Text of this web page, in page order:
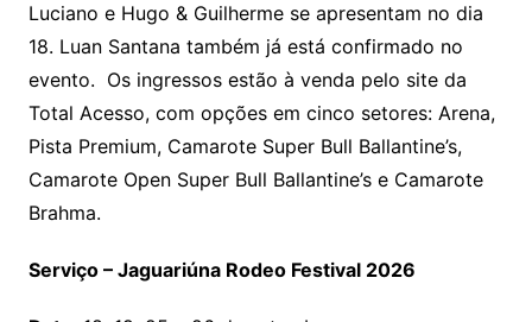
Luciano e Hugo & Guilherme se apresentam no dia
18. Luan Santana também já está confirmado no
evento. Os ingressos estão à venda pelo site da
Total Acesso, com opções em cinco setores: Arena,
Pista Premium, Camarote Super Bull Ballantine’s,
Camarote Open Super Bull Ballantine’s e Camarote
Brahma.
Serviço – Jaguariúna Rodeo Festival 2026